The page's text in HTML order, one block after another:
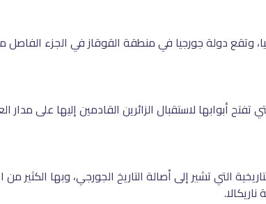
وتقع دولة جورجيا في منطقة القوقاز في الجزء الفاصل
تفتح أبوابها لاستقبال الزائرين القادمين إليها على
التي تشير إلى أصالة التاريخ الجورجي، وبها الكثير